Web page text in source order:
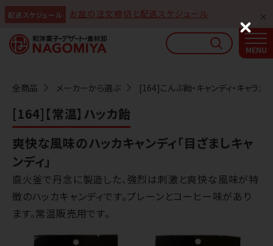
配送スケジュール お盆の注文締切と配送スケジュール
全商品 メーカーから選ぶ [164]こんぶ飴・キャンディ・キャラメル
[164]【常温】ハッカ飴
爽快な風味のハッカキャンディ「目ざましキャ
ンディ」
直火釜で丹念に製造した、強烈は刺激と爽快な風味が特
徴のハッカキャンディです。プレーンとコーヒー味があり
ます。常温販売用です。
なごみやAIガイド
AIがなごみやの使い方をお答えします
C
l
o